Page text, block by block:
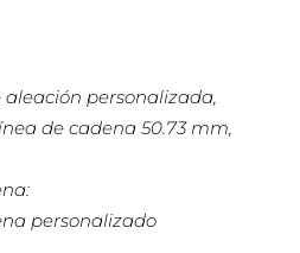
personalizada,
de cadena 50.73 mm,
personalizado